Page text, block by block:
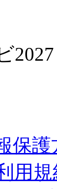
保護
用規